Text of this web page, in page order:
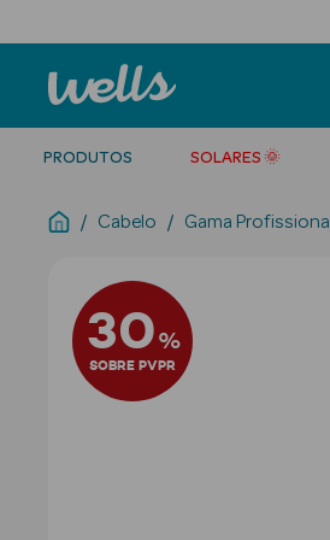
PRODUTOS SOLARES 🌞
Cabelo Gama Profissional
30%
SOBRE PVPR